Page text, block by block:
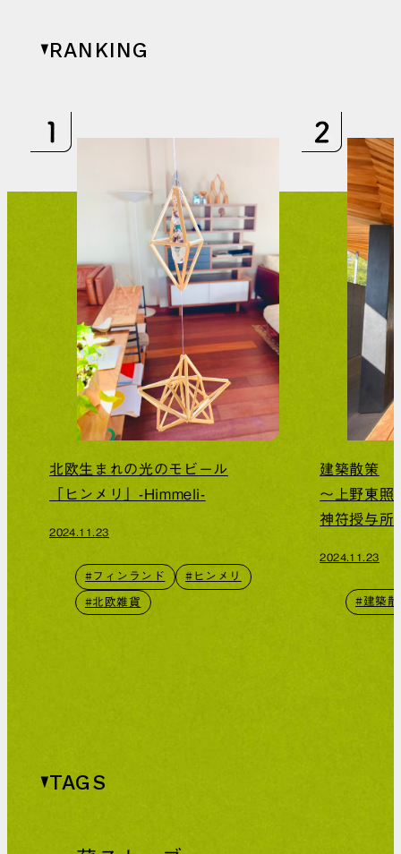
RANKING
北欧生まれの光のモビール
「ヒンメリ」-Himmeli-
2024.11.23
#フィンランド #ヒンメリ
#北欧雑貨
建築散策
～上野東照
神符授与所
2024.11.23
#建築散
TAGS